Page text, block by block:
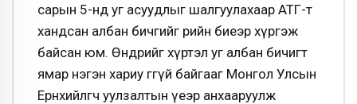
сарын 5-нд уг асуудлыг шалгуулахаар АТГ-т
хандсан албан бичгийг өөрийн биеэр хүргэж
байсан юм. Өнөөдрийг хүртэл уг албан бичигт
ямар нэгэн хариу өгөөгүй байгааг Монгол Улсын
Ерөнхийлөгч уулзалтын үеэр анхааруулж